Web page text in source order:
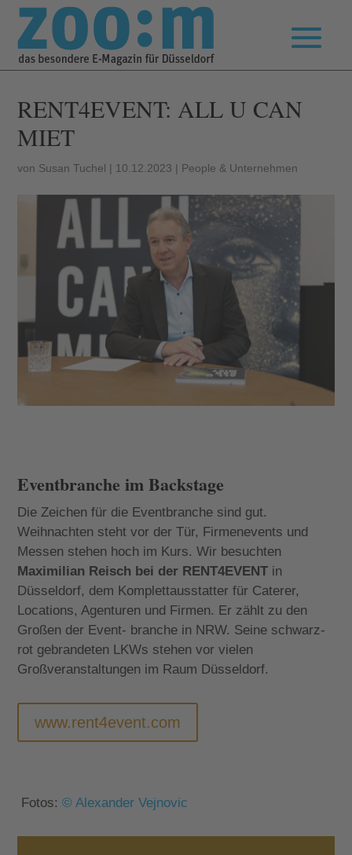
RENT4EVENT: ALL U CAN
MIET
von Susan Tuchel | 10.12.2023 | People & Unternehmen
Eventbranche im Backstage
Die Zeichen für die Eventbranche sind gut.
Weihnachten steht vor der Tür, Firmenevents und
Messen stehen hoch im Kurs. Wir besuchten
Maximilian Reisch bei der RENT4EVENT in
Düsseldorf, dem Komplettausstatter für Caterer,
Locations, Agenturen und Firmen. Er zählt zu den
Großen der Event- branche in NRW. Seine schwarz-
rot gebrandeten LKWs stehen vor vielen
Großveranstaltungen im Raum Düsseldorf.
www.rent4event.com
Fotos:© Alexander Vejnovic